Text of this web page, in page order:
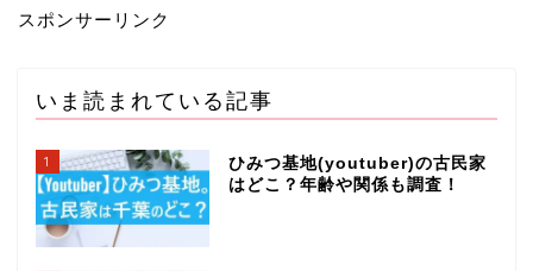
スポンサーリンク
いま読まれている記事
1
ひみつ基地(youtuber)の古民家
はどこ？年齢や関係も調査！